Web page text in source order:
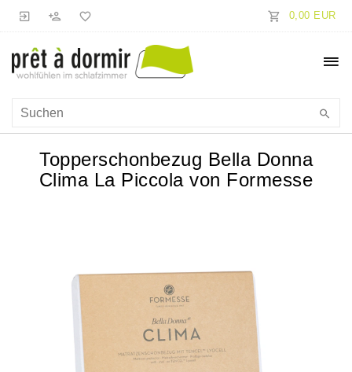
0,00 EUR
Topperschonbezug Bella Donna
Clima La Piccola von Formesse